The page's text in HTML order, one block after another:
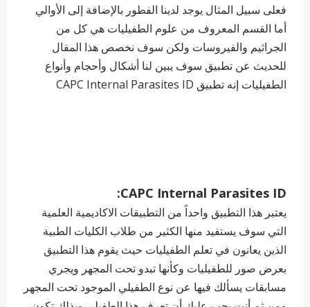
فعلى سبيل المثال يوجد لدينا الفطور بالإضافة إلى الأوالي
أما القسم المعروف من علوم الطفيليات هي كل من
الجراثيم والفيروسات ولكن سوف نخصص هذا المقال
للحديث عن تطبيق سوف يبين لنا أشكال وأحجام وأنواع
الطفيليات إنه تطبيق CAPC Internal Parasites ID
CAPC Internal Parasites ID:
يعتبر هذا التطبيق واحداً من التطبيقات الاكاديمية العلمية
التي سوف يستفيد منها الكثير من طلاب الكليات الطبية
الذين يعانون في تعلم الطفيليات حيث يقوم هذا التطبيق
بعرض صور للطفيليات وكأنها تبدو تحت المجهر ويجري
مسابقات يسألك فيها عن نوع الطفيلي الموجود تحت المجهر